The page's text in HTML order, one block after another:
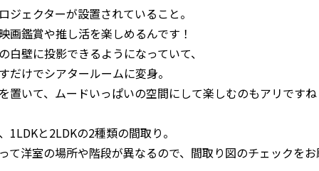
ジェクターが設置されていること。
画鑑賞や推し活を楽しめるんです！
白壁に投影できるようになっていて、
だけでシアタールームに変身。
置いて、ムードいっぱいの空間にして楽しむのもアリです
1LDKと2LDKの2種類の間取り。
て洋室の場所や階段が異なるので、間取り図のチェックを